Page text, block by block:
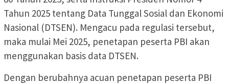
Tahun 2025 tentang Data Tunggal Sosial dan Ekonomi
Nasional (DTSEN). Mengacu pada regulasi tersebut,
maka mulai Mei 2025, penetapan peserta PBI akan
menggunakan basis data DTSEN.
Dengan berubahnya acuan penetapan peserta PBI